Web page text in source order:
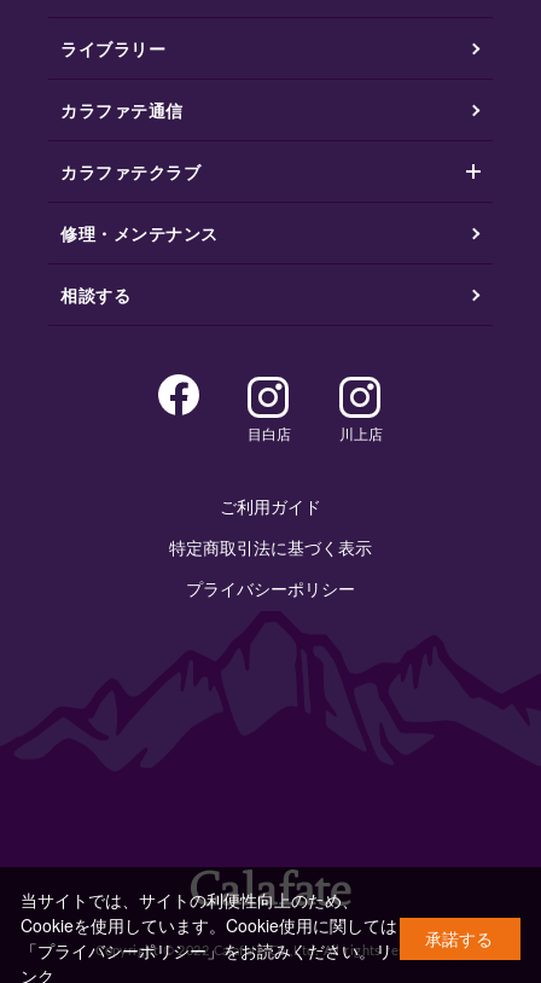
ライブラリー
カラファテ通信
カラファテクラブ
修理・メンテナンス
相談する
目白店 川上店
ご利用ガイド
特定商取引法に基づく表示
プライバシーポリシー
Copyright © 2022 Calafate Co.,Ltd. All rights reserved.
当サイトでは、サイトの利便性向上のため、
Cookieを使用しています。Cookie使用に関しては
「プライバシーポリシー」をお読みください。リ
ンク
承諾する